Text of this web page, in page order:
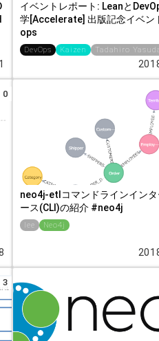
イベントレポート: Leanと
学[Accelerate] 出版記念イベン
ops
DevOps Kaizen Tadahiro
0
neo4j-etlコマンドラインインタ
ース(CLI)の紹介 #neo4j
lee Neo4j
3